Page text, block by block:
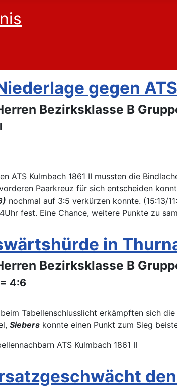
gegen
Bezirksklasse B
ATS Kulmbach 1861 II mussten die
Paarkreuz für sich entscheiden
nochmal auf 3:5 verkürzen konnte. (15:13/
fest. Eine Chance, weitere Punkte zu
in
Bezirksklasse B
4:6
Tabellenschlusslicht erkämpften sich
Siebers konnte einen Punkt zum Sieg
ATS Kulmbach 1861 II